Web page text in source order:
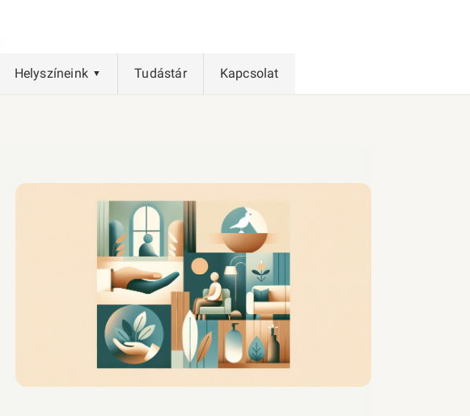
Helyszíneink Tudástár Kapcsolat